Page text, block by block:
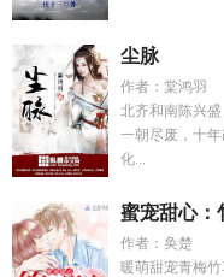
尘脉
作者：棠鸿羽
北齐和南陈兴
一朝尽废，十
化...
蜜宠甜心：
作者：奂楚
暖萌甜宠青梅